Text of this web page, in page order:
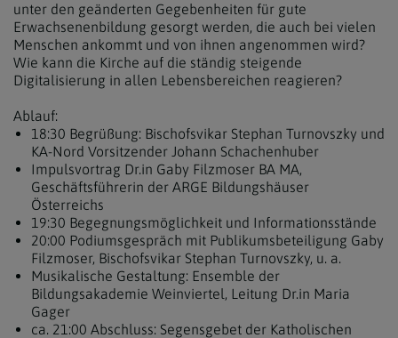
unter den geänderten Gegebenheiten für gute
Erwachsenenbildung gesorgt werden, die auch bei vielen
Menschen ankommt und von ihnen angenommen wird?
Wie kann die Kirche auf die ständig steigende
Digitalisierung in allen Lebensbereichen reagieren?
Ablauf:
18:30 Begrüßung: Bischofsvikar Stephan Turnovszky und
KA-Nord Vorsitzender Johann Schachenhuber
Impulsvortrag Dr.in Gaby Filzmoser BA MA,
Geschäftsführerin der ARGE Bildungshäuser
Österreichs
19:30 Begegnungsmöglichkeit und Informationsstände
20:00 Podiumsgespräch mit Publikumsbeteiligung Gaby
Filzmoser, Bischofsvikar Stephan Turnovszky, u. a.
Musikalische Gestaltung: Ensemble der
Bildungsakademie Weinviertel, Leitung Dr.in Maria
Gager
ca. 21:00 Abschluss: Segensgebet der Katholischen